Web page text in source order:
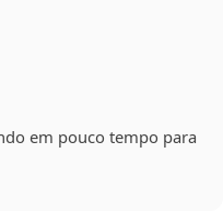
em pouco tempo para